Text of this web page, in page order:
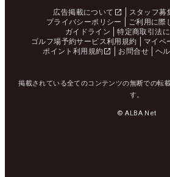
広告掲載について スタッフ募
プライバシーポリシー
ご利用に際
ガイドライン
特定商取引法
ゴルフ場予約サービス利用規約
マイペ
ポイント利用規約
お問合せ ヘ
掲載されている全てのコンテンツの無断での転
す。
© ALBA Net